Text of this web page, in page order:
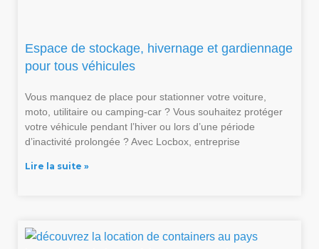
Espace de stockage, hivernage et gardiennage
pour tous véhicules
Vous manquez de place pour stationner votre voiture,
moto, utilitaire ou camping-car ? Vous souhaitez protéger
votre véhicule pendant l’hiver ou lors d’une période
d’inactivité prolongée ? Avec Locbox, entreprise
Lire la suite »